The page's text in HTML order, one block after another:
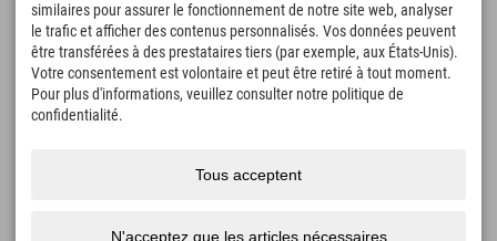
L'heure des moments d'exploration
166
Lacs de montagne et
piscines d'aventure
4.634 km
Pistes de ski et de
similaires pour assurer le fonctionnement de notre site web, analyser
le trafic et afficher des contenus personnalisés. Vos données peuvent
être transférées à des prestataires tiers (par exemple, aux États-Unis).
Votre consentement est volontaire et peut être retiré à tout moment.
Pour plus d'informations, veuillez consulter notre politique de
confidentialité.
Tous acceptent
N'acceptez que les articles nécessaires